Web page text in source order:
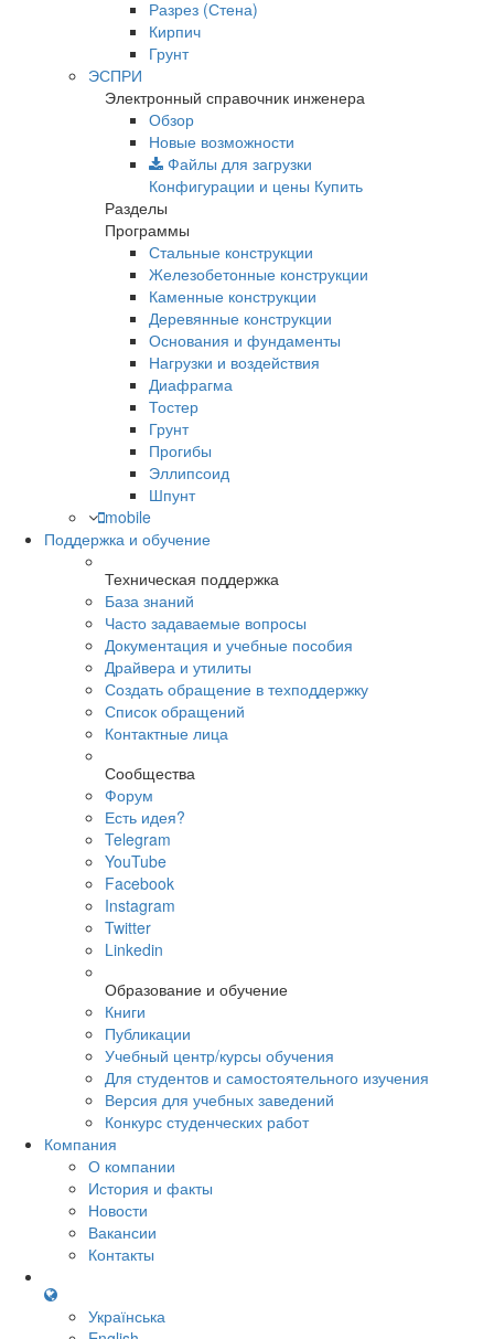
Разрез (Стена)
Кирпич
Грунт
ЭСПРИ
Электронный справочник инженера
Обзор
Новые возможности
Файлы для загрузки
Конфигурации и цены Купить
Разделы
Программы
Стальные конструкции
Железобетонные конструкции
Каменные конструкции
Деревянные конструкции
Основания и фундаменты
Нагрузки и воздействия
Диафрагма
Тостер
Грунт
Прогибы
Эллипсоид
Шпунт
mobile
Поддержка и обучение
Техническая поддержка
База знаний
Часто задаваемые вопросы
Документация и учебные пособия
Драйвера и утилиты
Создать обращение в техподдержку
Список обращений
Контактные лица
Сообщества
Форум
Есть идея?
Telegram
YouTube
Facebook
Instagram
Twitter
Linkedin
Образование и обучение
Книги
Публикации
Учебный центр/курсы обучения
Для студентов и самостоятельного изучения
Версия для учебных заведений
Конкурс студенческих работ
Компания
О компании
История и факты
Новости
Вакансии
Контакты
Українська